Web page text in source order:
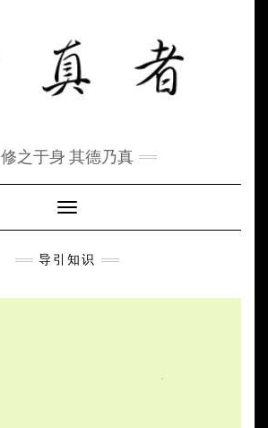
修之于身 其德乃真
Toggle Navigation
导引知识